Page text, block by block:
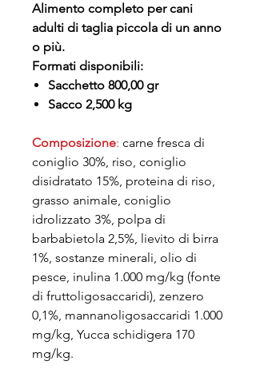
Alimento completo per cani
adulti di taglia piccola di un anno
o più.
Formati disponibili:
Sacchetto 800,00 gr
Sacco 2,500 kg
Composizione: carne fresca di
coniglio 30%, riso, coniglio
disidratato 15%, proteina di riso,
grasso animale, coniglio
idrolizzato 3%, polpa di
barbabietola 2,5%, lievito di birra
1%, sostanze minerali, olio di
pesce, inulina 1.000 mg/kg (fonte
di fruttoligosaccaridi), zenzero
0,1%, mannanoligosaccaridi 1.000
mg/kg, Yucca schidigera 170
mg/kg.